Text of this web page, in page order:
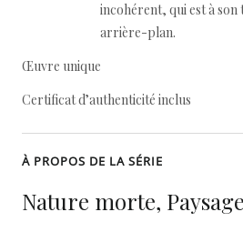
incohérent, qui est à
arrière-plan.
Œuvre unique
Certificat d’authenticité inclus
À PROPOS DE LA SÉRIE
Nature morte,